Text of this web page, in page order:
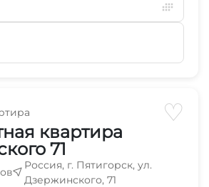
♡
квартира
71
Россия, г. Пятигорск, ул.
Дзержинского, 71